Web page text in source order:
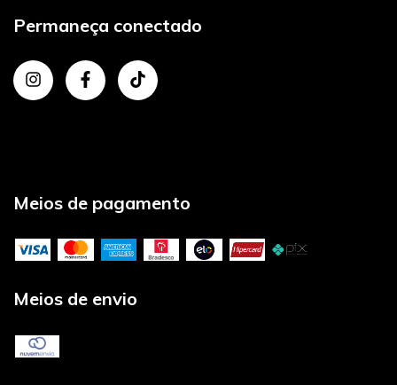
Permaneça conectado
Meios de pagamento
Meios de envio